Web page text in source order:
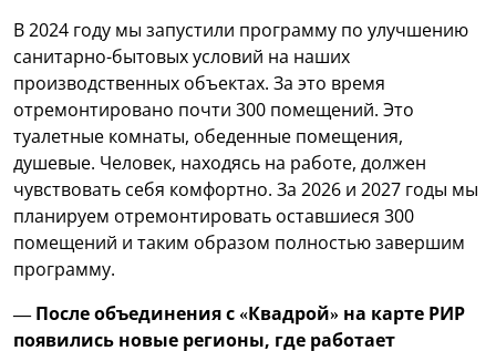
В 2024 году мы запустили программу по улучшению
санитарно-бытовых условий на наших
производственных объектах. За это время
отремонтировано почти 300 помещений. Это
туалетные комнаты, обеденные помещения,
душевые. Человек, находясь на работе, должен
чувствовать себя комфортно. За 2026 и 2027 годы мы
планируем отремонтировать оставшиеся 300
помещений и таким образом полностью завершим
программу.
— После объединения с «Квадрой» на карте РИР
появились новые регионы, где работает